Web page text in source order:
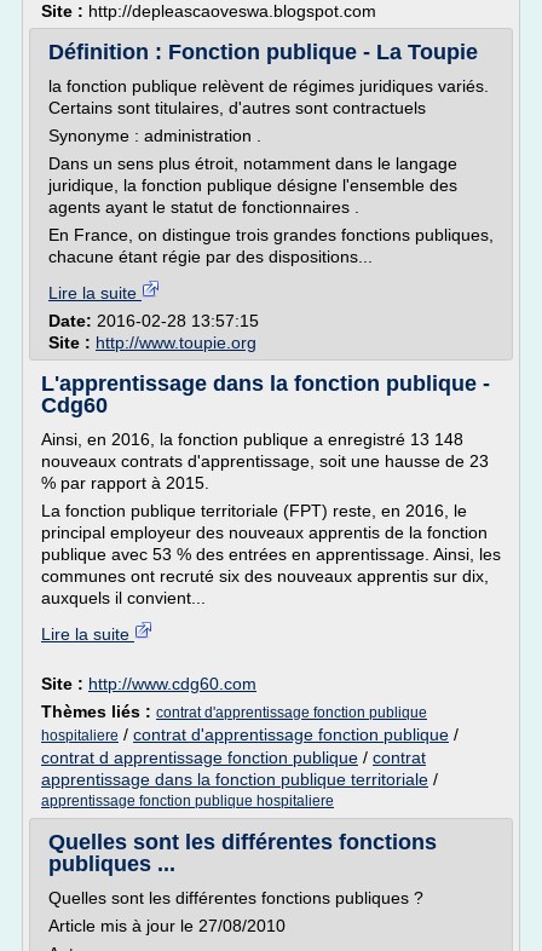
Site : http://depleascaoveswa.blogspot.com
Définition : Fonction publique - La Toupie
la fonction publique relèvent de régimes juridiques variés.
Certains sont titulaires, d'autres sont contractuels
Synonyme : administration .
Dans un sens plus étroit, notamment dans le langage
juridique, la fonction publique désigne l'ensemble des
agents ayant le statut de fonctionnaires .
En France, on distingue trois grandes fonctions publiques,
chacune étant régie par des dispositions...
Lire la suite
Date: 2016-02-28 13:57:15
Site : http://www.toupie.org
L'apprentissage dans la fonction publique -
Cdg60
Ainsi, en 2016, la fonction publique a enregistré 13 148
nouveaux contrats d'apprentissage, soit une hausse de 23
% par rapport à 2015.
La fonction publique territoriale (FPT) reste, en 2016, le
principal employeur des nouveaux apprentis de la fonction
publique avec 53 % des entrées en apprentissage. Ainsi, les
communes ont recruté six des nouveaux apprentis sur dix,
auxquels il convient...
Lire la suite
Site : http://www.cdg60.com
Thèmes liés : contrat d'apprentissage fonction publique
hospitaliere / contrat d'apprentissage fonction publique /
contrat d apprentissage fonction publique / contrat
apprentissage dans la fonction publique territoriale /
apprentissage fonction publique hospitaliere
Quelles sont les différentes fonctions
publiques ...
Quelles sont les différentes fonctions publiques ?
Article mis à jour le 27/08/2010